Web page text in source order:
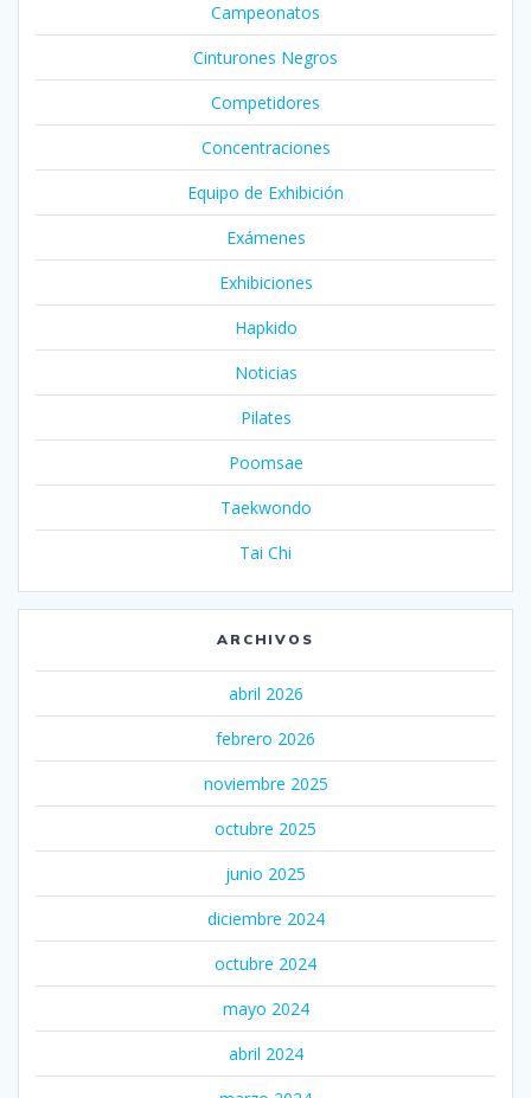
Campeonatos
Cinturones Negros
Competidores
Concentraciones
Equipo de Exhibición
Exámenes
Exhibiciones
Hapkido
Noticias
Pilates
Poomsae
Taekwondo
Tai Chi
ARCHIVOS
abril 2026
febrero 2026
noviembre 2025
octubre 2025
junio 2025
diciembre 2024
octubre 2024
mayo 2024
abril 2024